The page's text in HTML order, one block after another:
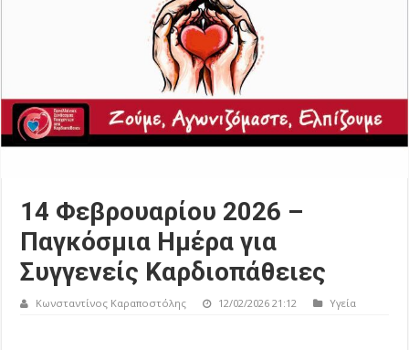
14 Φεβρουαρίου 2026 –
Παγκόσμια Ημέρα για
Συγγενείς Καρδιοπάθειες
Κωνσταντίνος Καραποστόλης 12/02/2026 21:12 Υγεία